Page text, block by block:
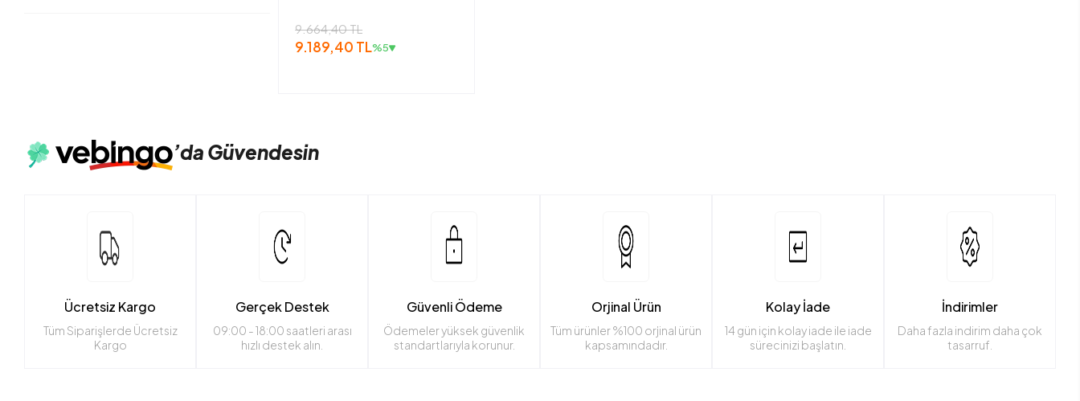
9.664,40 TL
9.189,40 TL%5
’da Güvendesin
Ücretsiz Kargo
Tüm Siparişlerde Ücretsiz
Kargo
Gerçek Destek
09:00 - 18:00 saatleri arası
hızlı destek alın.
Güvenli Ödeme
Ödemeler yüksek güvenlik
standartlarıyla korunur.
Orjinal Ürün
Tüm ürünler %100 orjinal ürün
kapsamındadır.
Kolay İade
14 gün için kolay iade ile iade
sürecinizi başlatın.
İndirimler
Daha fazla indirim daha çok
tasarruf.